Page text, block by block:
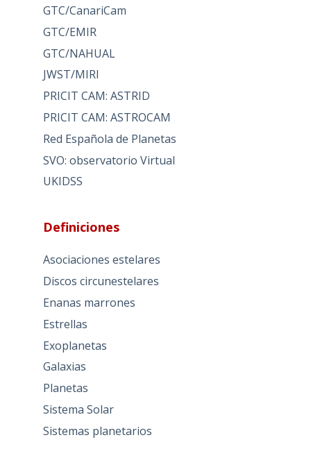
GTC/CanariCam
GTC/EMIR
GTC/NAHUAL
JWST/MIRI
PRICIT CAM: ASTRID
PRICIT CAM: ASTROCAM
Red Española de Planetas
SVO: observatorio Virtual
UKIDSS
Definiciones
Asociaciones estelares
Discos circunestelares
Enanas marrones
Estrellas
Exoplanetas
Galaxias
Planetas
Sistema Solar
Sistemas planetarios